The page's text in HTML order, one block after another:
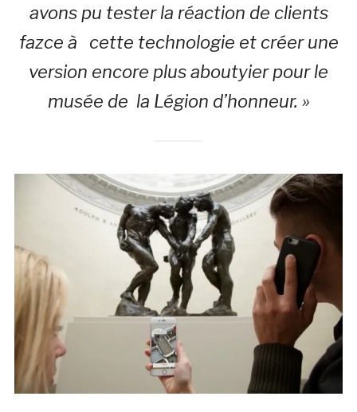
avons pu tester la réaction de clients
fazce à cette technologie et créer une
version encore plus aboutyier pour le
musée de la Légion d’honneur. »